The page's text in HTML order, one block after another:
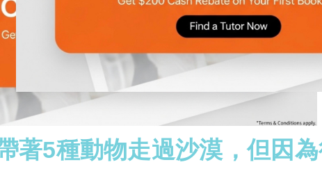
著5種動物走過沙漠，但因